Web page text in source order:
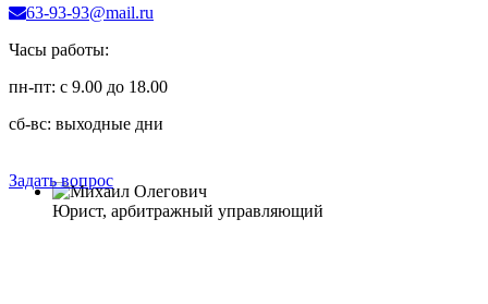
Юрист, арбитражный управляющий
63-93-93@mail.ru
Часы работы:
пн-пт: с 9.00 до 18.00
сб-вс: выходные дни
Задать вопрос